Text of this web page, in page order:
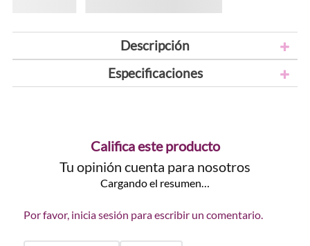
Descripción
Especificaciones
Califica este producto
Tu opinión cuenta para nosotros
Cargando el resumen…
Por favor, inicia sesión para escribir un comentario.